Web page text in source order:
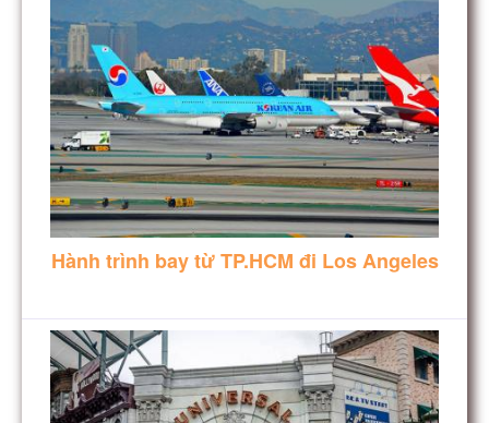
Hành trình bay từ TP.HCM đi Los Angeles